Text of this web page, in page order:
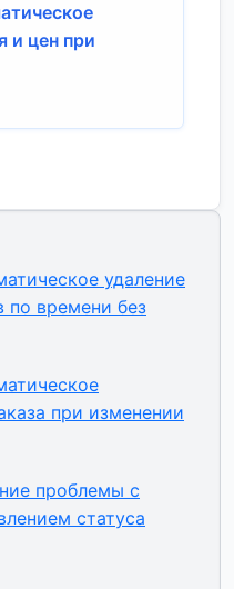
и цен при
удаление
по времени без
при изменении
проблемы с
статуса